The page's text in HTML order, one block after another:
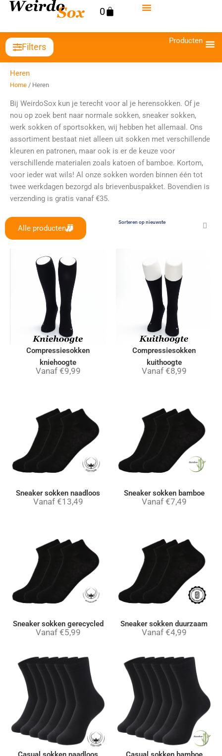
inhoud
0
Winkelwagen
Filters
Producten
Heren
Home / Heren
Bij WeirdoSox kun je terecht voor al je herensokken. Of je
nou op zoek bent naar normale sokken, sneaker sokken,
werk sokken of sportsokken, wij hebben het allemaal. Ons
assortiment bestaat niet alleen uit sokken met verschillende
kleuren en patronen, maar ook is er de keuze voor
verschillende materialen zoals katoen of bamboe. Kortom,
voor ieder wat wils! Al onze sokken worden binnen één tot
twee werkdagen bezorgd als brievenbuspakket. Bovendien is
verzending is gratis vanaf €35.
Alle producten
Compressiesokken
kniehoogte
Vanaf €9,99
Compressiesokken
kuithoogte
Vanaf €8,99
Sneaker sokken naadloos
Vanaf €13,49
Sneaker sokken bamboe
Vanaf €7,49
Sneaker sokken gerecycled
Vanaf €5,99
Sneaker sokken duurzaam
Vanaf €4,99